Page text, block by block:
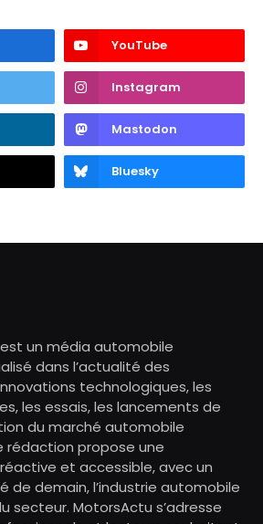
YouTube
Instagram
Mastodon
Bluesky
est un média automobile
dans l’actualité des
technologiques, les
les essais, les lancements de
du marché automobile
rédaction propose une
et accessible, avec un
de demain, l’industrie automobile
secteur. MotorsActu s’adresse